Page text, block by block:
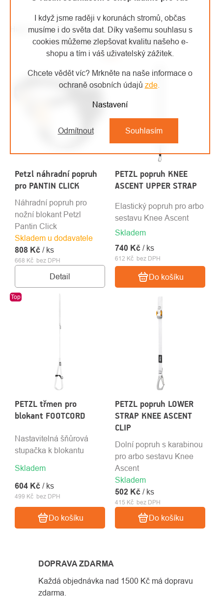
I když jsme raději v korunách stromů, občas
musíme i do světa dat. Díky vašemu souhlasu s
cookies můžeme zlepšovat kvalitu našeho e-
shopu a tím i váš uživatelský zážitek.
Chcete vědět víc? Mrkněte na naše informace o
ochraně osobních údajů zde.
Nastavení
Odmítnout Souhlasím
High-contrast mode
MOHLO BY VÁS ZAJÍMAT
Petzl náhradní popruh
pro PANTIN CLICK
Skladem u dodavatele
668 Kč bez DPH
808 Kč / ks
Detail
Náhradní popruh pro
nožní blokant Petzl
Pantin Click
PETZL popruh KNEE
ASCENT UPPER STRAP
Skladem
612 Kč bez DPH
740 Kč / ks
Do košíku
Elastický popruh pro arbo
sestavu Knee Ascent
Top
PETZL třmen pro
blokant FOOTCORD
Skladem
499 Kč bez DPH
604 Kč / ks
Do košíku
Nastavitelná šňůrová
stupačka k blokantu
PETZL popruh LOWER
STRAP KNEE ASCENT
CLIP
Skladem
415 Kč bez DPH
502 Kč / ks
Do košíku
Dolní popruh s karabinou
pro arbo sestavu Knee
Ascent
DOPRAVA ZDARMA
Každá objednávka nad 1500 Kč má dopravu
zdarma.